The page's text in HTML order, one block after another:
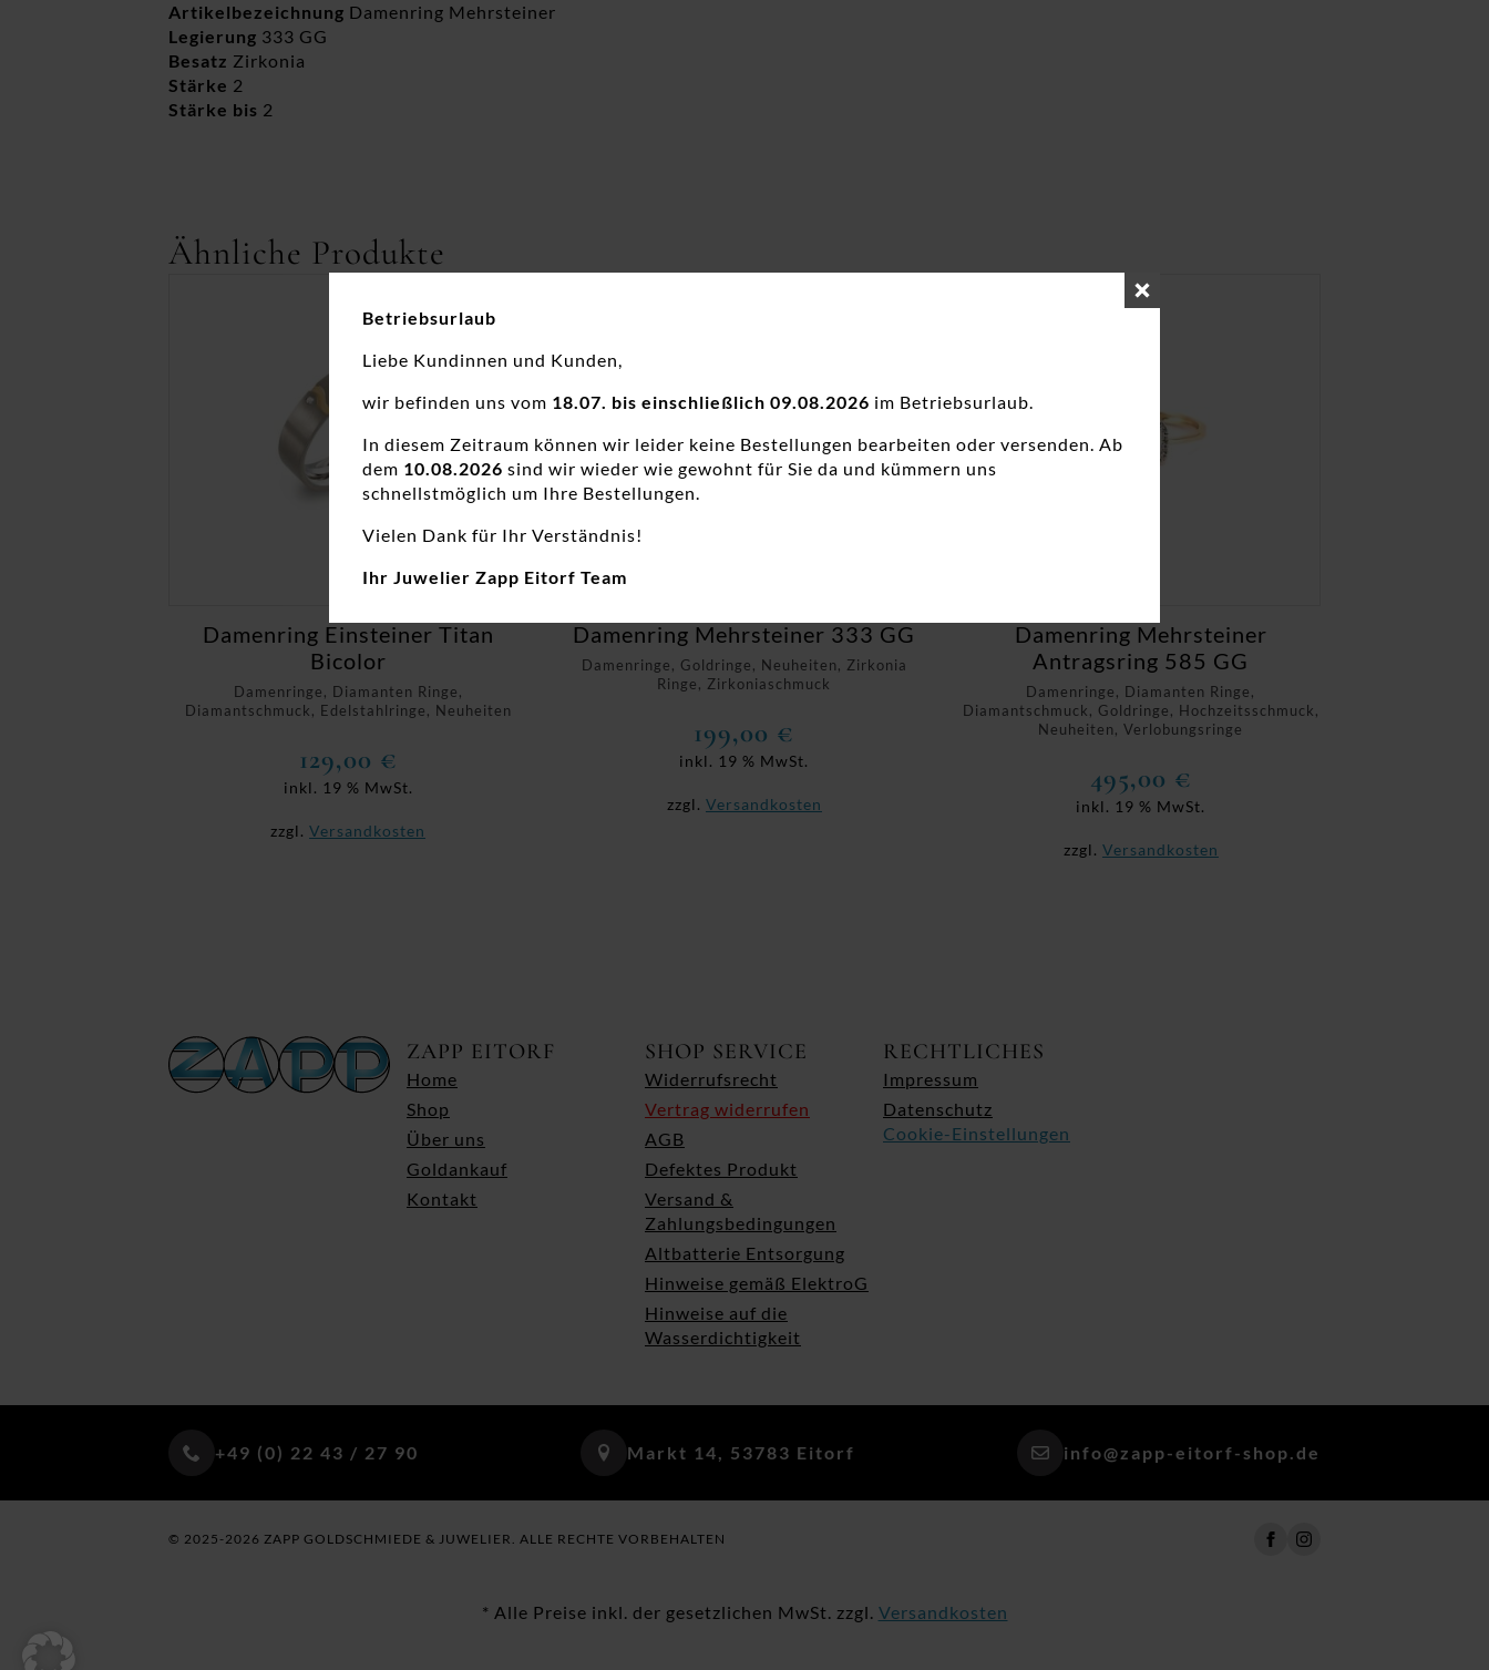
Artikelbezeichnung Damenring Mehrsteiner
Legierung 333 GG
Besatz Zirkonia
Stärke 2
Stärke bis 2
Ähnliche Produkte
Damenringe, Diamanten Ringe,
Diamantschmuck, Edelstahlringe, Neuheiten
Damenring Einsteiner Titan
Bicolor
129,00 €
inkl. 19 % MwSt.
zzgl.Versandkosten
Damenringe, Goldringe, Neuheiten, Zirkonia
Ringe, Zirkoniaschmuck
Damenring Mehrsteiner 333 GG
199,00 €
inkl. 19 % MwSt.
zzgl. Versandkosten
Damenringe, Diamanten Ringe,
Diamantschmuck, Goldringe, Hochzeitsschmuck,
Neuheiten, Verlobungsringe
Damenring Mehrsteiner
Antragsring 585 GG
495,00 €
inkl. 19 % MwSt.
zzgl. Versandkosten
ZAPP EITORF
Home
Shop
Über uns
Goldankauf
Kontakt
SHOP SERVICE
Widerrufsrecht
Vertrag widerrufen
AGB
Defektes Produkt
Versand &
Zahlungsbedingungen
Altbatterie Entsorgung
Hinweise gemäß ElektroG
Hinweise auf die
Wasserdichtigkeit
RECHTLICHES
Impressum
Datenschutz
Cookie-Einstellungen
+49 (0) 22 43 / 27 90 Markt 14, 53783 Eitorf info@zapp-eitorf-shop.de
© 2025-2026 ZAPP GOLDSCHMIEDE & JUWELIER. ALLE RECHTE VORBEHALTEN
* Alle Preise inkl. der gesetzlichen MwSt. zzgl. Versandkosten
Betriebsurlaub
Liebe Kundinnen und Kunden,
wir befinden uns vom 18.07. bis einschließlich 09.08.2026 im Betriebsurlaub.
In diesem Zeitraum können wir leider keine Bestellungen bearbeiten oder versenden. Ab
dem 10.08.2026 sind wir wieder wie gewohnt für Sie da und kümmern uns
schnellstmöglich um Ihre Bestellungen.
Vielen Dank für Ihr Verständnis!
Ihr Juwelier Zapp Eitorf Team